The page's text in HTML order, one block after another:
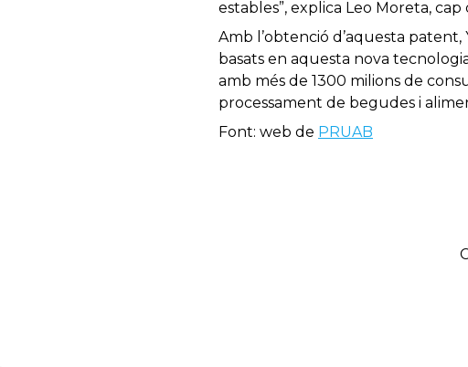
estables”, explica Leo Moreta, cap
Amb l’obtenció d’aquesta patent,
basats en aquesta nova
amb més de 1300 milions de
processament de begudes i
Font: web de PRUAB